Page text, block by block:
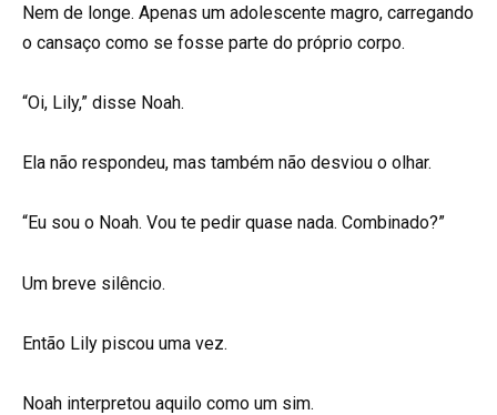
Nem de longe. Apenas um adolescente magro, carregando
o cansaço como se fosse parte do próprio corpo.
“Oi, Lily,” disse Noah.
Ela não respondeu, mas também não desviou o olhar.
“Eu sou o Noah. Vou te pedir quase nada. Combinado?”
Um breve silêncio.
Então Lily piscou uma vez.
Noah interpretou aquilo como um sim.